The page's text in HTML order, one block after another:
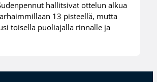
hallitsivat ottelun alkua
13 pisteellä, mutta
toisella puoliajalla rinnalle ja